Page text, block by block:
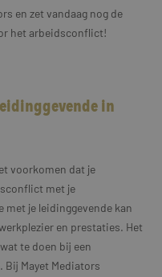
en zet vandaag nog de
het arbeidsconflict!
in
voorkomen dat je
met je
met je leidinggevende kan
en prestaties. Het
te doen bij een
Mayet Mediators